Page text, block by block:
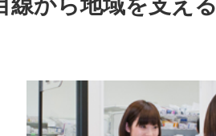
線から地域を支える